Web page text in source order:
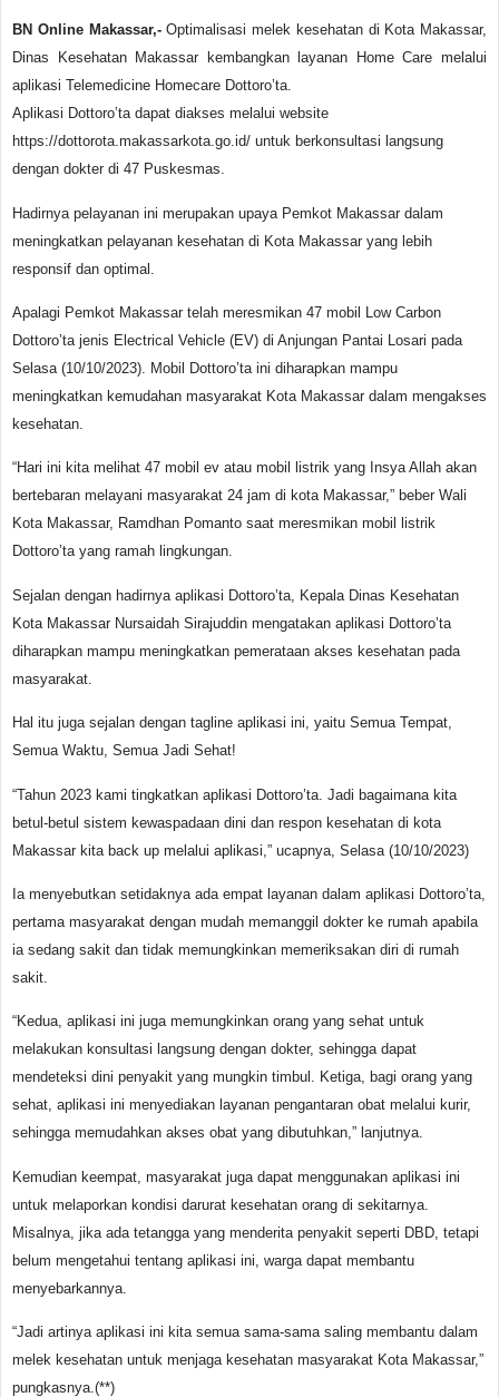
BN Online Makassar,-Optimalisasi melek kesehatan di Kota Makassar,
Dinas Kesehatan Makassar kembangkan layanan Home Care melalui
aplikasi Telemedicine Homecare Dottoro’ta.
Aplikasi Dottoro’ta dapat diakses melalui website
https://dottorota.makassarkota.go.id/ untuk berkonsultasi langsung
dengan dokter di 47 Puskesmas.
Hadirnya pelayanan ini merupakan upaya Pemkot Makassar dalam
meningkatkan pelayanan kesehatan di Kota Makassar yang lebih
responsif dan optimal.
Apalagi Pemkot Makassar telah meresmikan 47 mobil Low Carbon
Dottoro’ta jenis Electrical Vehicle (EV) di Anjungan Pantai Losari pada
Selasa (10/10/2023). Mobil Dottoro’ta ini diharapkan mampu
meningkatkan kemudahan masyarakat Kota Makassar dalam mengakses
kesehatan.
“Hari ini kita melihat 47 mobil ev atau mobil listrik yang Insya Allah akan
bertebaran melayani masyarakat 24 jam di kota Makassar,” beber Wali
Kota Makassar, Ramdhan Pomanto saat meresmikan mobil listrik
Dottoro’ta yang ramah lingkungan.
Sejalan dengan hadirnya aplikasi Dottoro’ta, Kepala Dinas Kesehatan
Kota Makassar Nursaidah Sirajuddin mengatakan aplikasi Dottoro’ta
diharapkan mampu meningkatkan pemerataan akses kesehatan pada
masyarakat.
Hal itu juga sejalan dengan tagline aplikasi ini, yaitu Semua Tempat,
Semua Waktu, Semua Jadi Sehat!
“Tahun 2023 kami tingkatkan aplikasi Dottoro’ta. Jadi bagaimana kita
betul-betul sistem kewaspadaan dini dan respon kesehatan di kota
Makassar kita back up melalui aplikasi,” ucapnya, Selasa (10/10/2023)
Ia menyebutkan setidaknya ada empat layanan dalam aplikasi Dottoro’ta,
pertama masyarakat dengan mudah memanggil dokter ke rumah apabila
ia sedang sakit dan tidak memungkinkan memeriksakan diri di rumah
sakit.
“Kedua, aplikasi ini juga memungkinkan orang yang sehat untuk
melakukan konsultasi langsung dengan dokter, sehingga dapat
mendeteksi dini penyakit yang mungkin timbul. Ketiga, bagi orang yang
sehat, aplikasi ini menyediakan layanan pengantaran obat melalui kurir,
sehingga memudahkan akses obat yang dibutuhkan,” lanjutnya.
Kemudian keempat, masyarakat juga dapat menggunakan aplikasi ini
untuk melaporkan kondisi darurat kesehatan orang di sekitarnya.
Misalnya, jika ada tetangga yang menderita penyakit seperti DBD, tetapi
belum mengetahui tentang aplikasi ini, warga dapat membantu
menyebarkannya.
“Jadi artinya aplikasi ini kita semua sama-sama saling membantu dalam
melek kesehatan untuk menjaga kesehatan masyarakat Kota Makassar,”
pungkasnya.(**)